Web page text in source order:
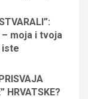
moja i tvoja
iste
HRVATSKE?